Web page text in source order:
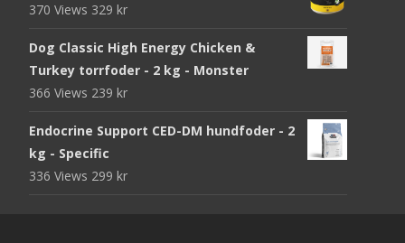
370 Views 329 kr
Dog Classic High Energy Chicken &
Turkey torrfoder - 2 kg - Monster
366 Views 239 kr
Endocrine Support CED-DM hundfoder - 2
kg - Specific
336 Views 299 kr